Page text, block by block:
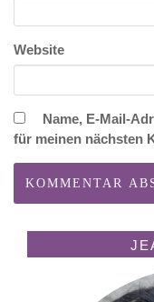
Website
Name, E-Mail-
für meinen nächsten